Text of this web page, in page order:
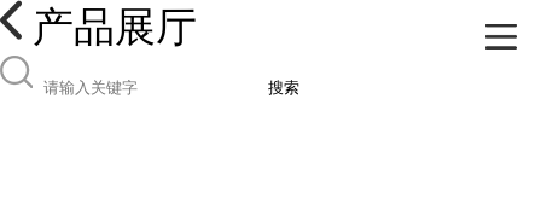
产品展厅
搜索